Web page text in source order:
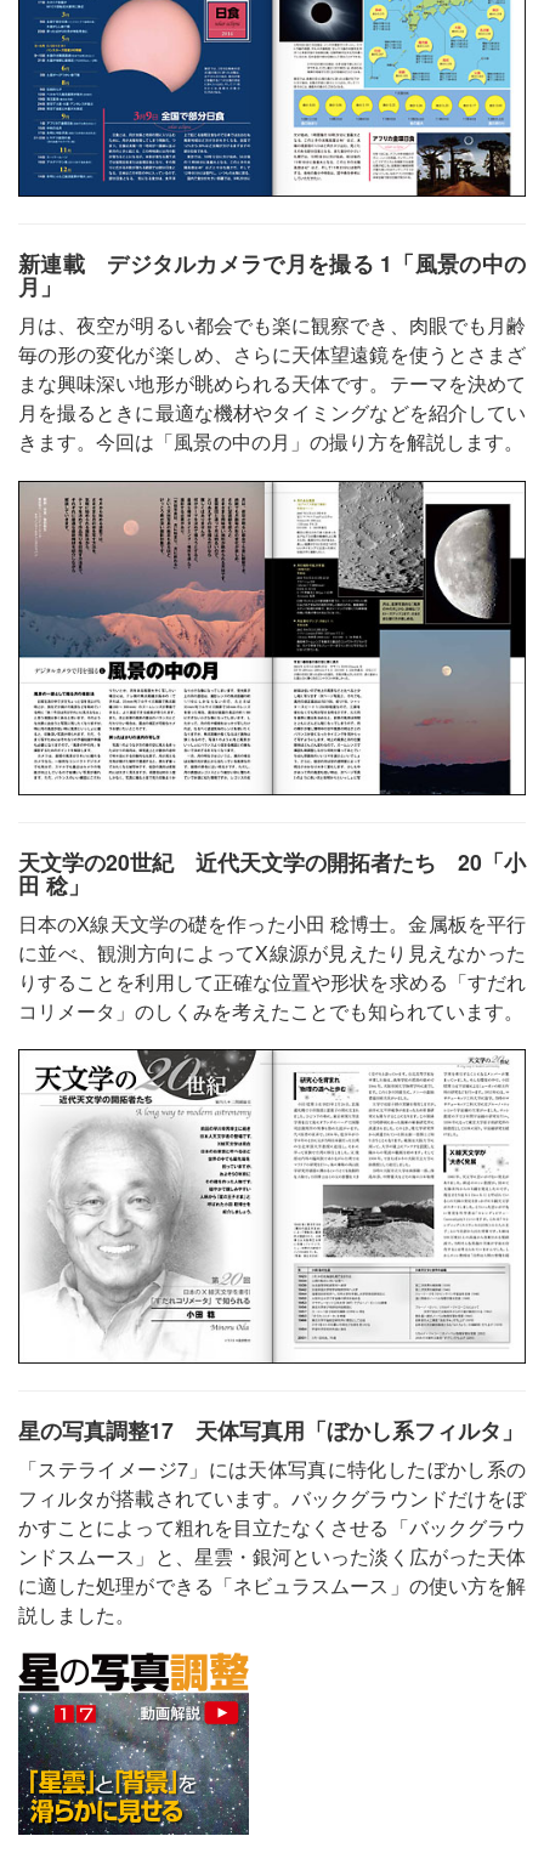
新連載 デジタルカメラで月を撮る 1「風景の中の
月」
月は、夜空が明るい都会でも楽に観察でき、肉眼でも月齢
毎の形の変化が楽しめ、さらに天体望遠鏡を使うとさまざ
まな興味深い地形が眺められる天体です。テーマを決めて
月を撮るときに最適な機材やタイミングなどを紹介してい
きます。今回は「風景の中の月」の撮り方を解説します。
天文学の20世紀 近代天文学の開拓者たち 20「小
田 稔」
日本のX線天文学の礎を作った小田 稔博士。金属板を平行
に並べ、観測方向によってX線源が見えたり見えなかった
りすることを利用して正確な位置や形状を求める「すだれ
コリメータ」のしくみを考えたことでも知られています。
星の写真調整17 天体写真用「ぼかし系フィルタ」
「ステライメージ7」には天体写真に特化したぼかし系の
フィルタが搭載されています。バックグラウンドだけをぼ
かすことによって粗れを目立たなくさせる「バックグラウ
ンドスムース」と、星雲・銀河といった淡く広がった天体
に適した処理ができる「ネビュラスムース」の使い方を解
説しました。